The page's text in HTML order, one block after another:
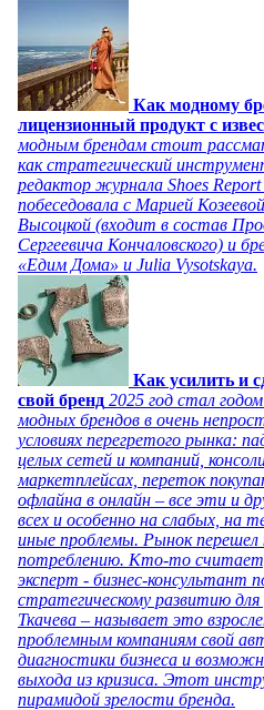
Как модному
лицензионный продукт с
модным брендам стоит
как стратегический
редактор журнала Shoes
побеседовала с Марией
Высоцкой (входит в состав
Сергеевича Кончаловского) и
«Едим Дома» и Julia Vysotskaya.
Как усилить и
свой бренд 2025 год стал
модных брендов в очень
условиях перегретого рынка:
целых сетей и компаний,
маркетплейсах, переток
офлайна в онлайн – все эти и
всех и особенно на слабых, на
иные проблемы. Рынок перешел
потреблению. Кто-то
эксперт - бизнес-консультант
стратегическому развитию
Ткачева – называет это
проблемным компаниям свой
диагностики бизнеса и
выхода из кризиса. Этот
пирамидой зрелости бренда.